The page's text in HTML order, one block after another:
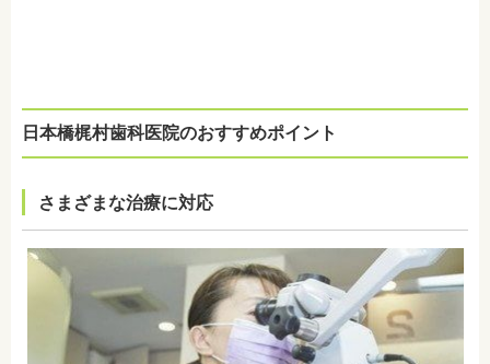
日本橋梶村歯科医院のおすすめポイント
さまざまな治療に対応